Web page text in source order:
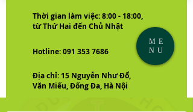
Thời gian làm việc: 8:00 - 18:00,
từ Thứ Hai đến Chủ Nhật
Hotline: 091 353 7686
Địa chỉ: 15 Nguyễn Như Đổ,
Văn Miếu, Đống Đa, Hà Nội
ME
NU